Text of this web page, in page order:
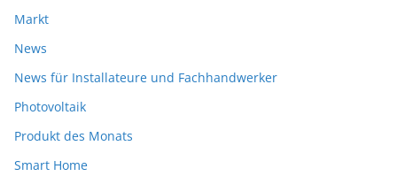
Markt
News
News für Installateure und Fachhandwerker
Photovoltaik
Produkt des Monats
Smart Home